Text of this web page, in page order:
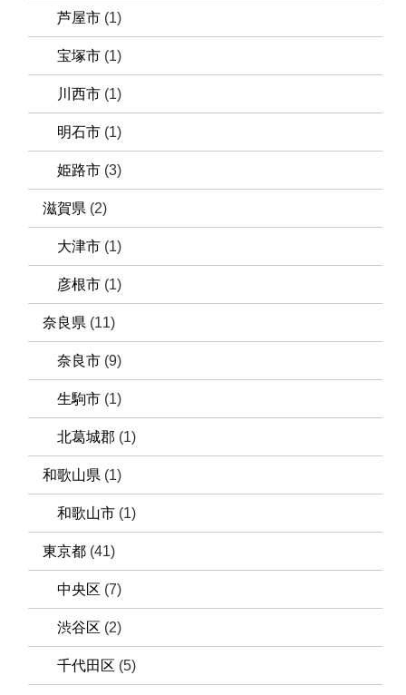
芦屋市 (1)
宝塚市 (1)
川西市 (1)
明石市 (1)
姫路市 (3)
滋賀県 (2)
大津市 (1)
彦根市 (1)
奈良県 (11)
奈良市 (9)
生駒市 (1)
北葛城郡 (1)
和歌山県 (1)
和歌山市 (1)
東京都 (41)
中央区 (7)
渋谷区 (2)
千代田区 (5)